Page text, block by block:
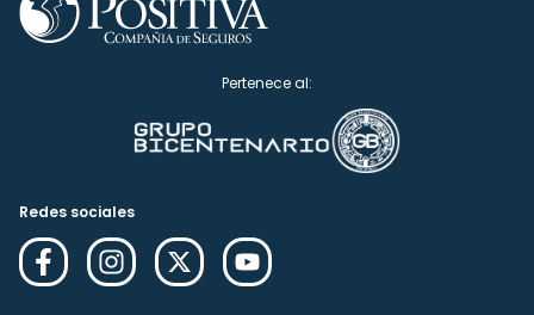
Pertenece al:
Redes sociales